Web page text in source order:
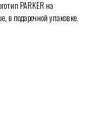
PARKER на
в подарочной упаковке.